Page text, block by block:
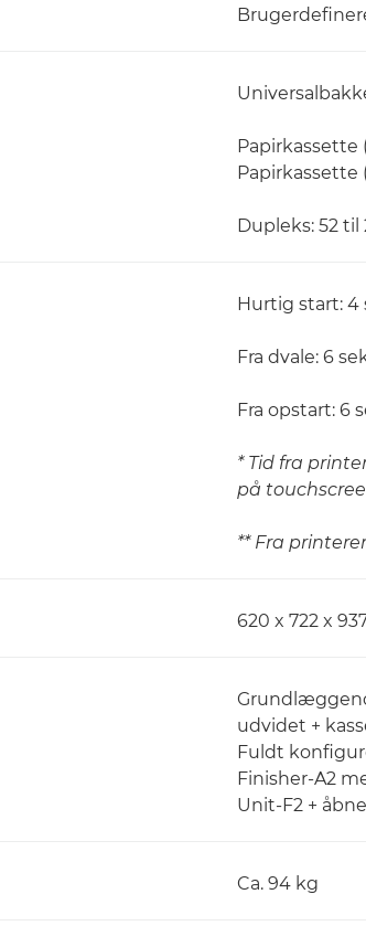
Papirkassette
Papirkassette
Dupleks: 52 til
Hurtig start: 4
Fra dvale: 6
Fra opstart: 6
* Tid fra
på
** Fra
620 x 722 x
udvidet +
Fuldt
Finisher-A2
Unit-F2 +
Ca. 94 kg